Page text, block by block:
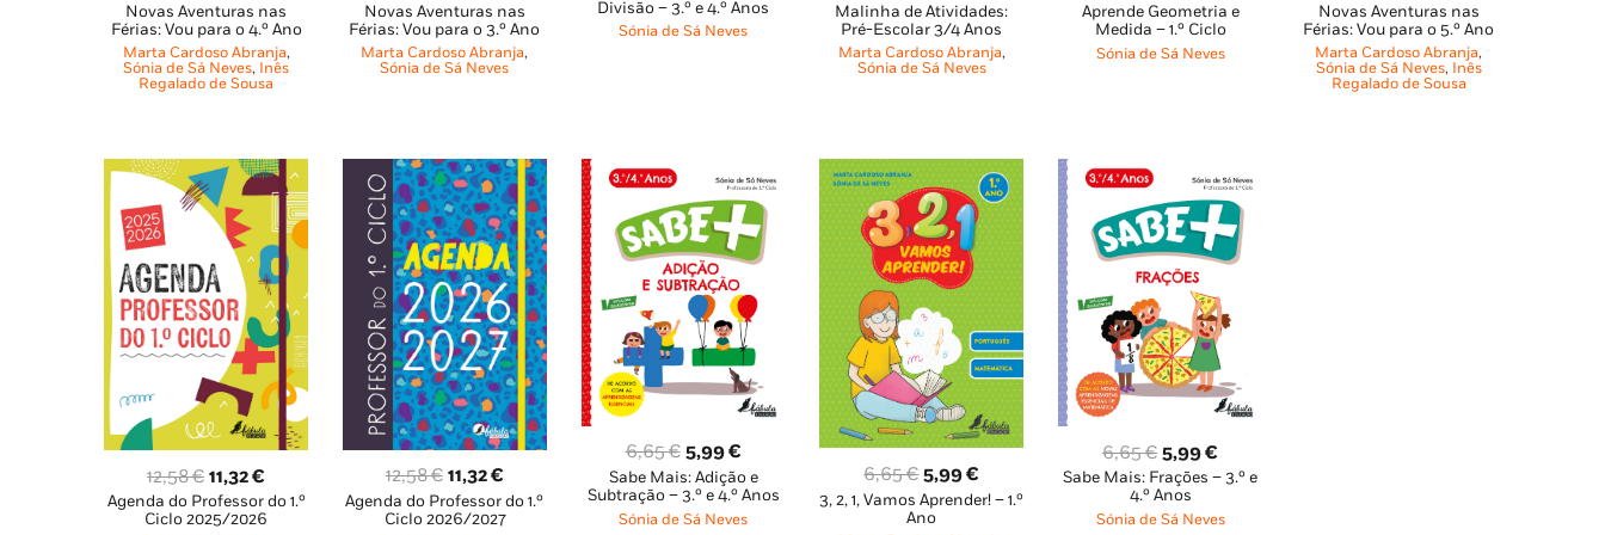
preço
original
era:
preço
atual
é:
Novas Aventuras nas
Férias: Vou para o 4.º Ano
Marta Cardoso Abranja,
Sónia de Sá Neves, Inês
Regalado de Sousa
preço
original
era:
preço
atual
é:
Novas Aventuras nas
Férias: Vou para o 3.º Ano
Marta Cardoso Abranja,
Sónia de Sá Neves
originalatual
Divisão – 3.º e 4.º Anos
Sónia de Sá Neves
preço
original
era:
preço
atual
é:
Malinha de Atividades:
Pré-Escolar 3/4 Anos
Marta Cardoso Abranja,
Sónia de Sá Neves
preço
original
preço
atual
Aprende Geometria e
Medida – 1.º Ciclo
Sónia de Sá Neves
preço
original
era:
preço
atual
é:
Novas Aventuras nas
Férias: Vou para o 5.º Ano
Marta Cardoso Abranja,
Sónia de Sá Neves, Inês
Regalado de Sousa
12,58€ O
preço
11,32€
preço
Agenda do Professor do 1.º
Ciclo 2025/2026
12,58€ O
preço
11,32€O
preço
Agenda do Professor do 1.º
Ciclo 2026/2027
6,65€ O
preço
original
5,99€O
preço
atual
Sabe Mais: Adição e
Subtração – 3.º e 4.º Anos
Sónia de Sá Neves
6,65€O
preço
5,99€
preço
3, 2, 1, Vamos Aprender! – 1.º
Ano
6,65€ O
preço
original
5,99€
preço
Sabe Mais: Frações – 3.º e
4.º Anos
Sónia de Sá Neves